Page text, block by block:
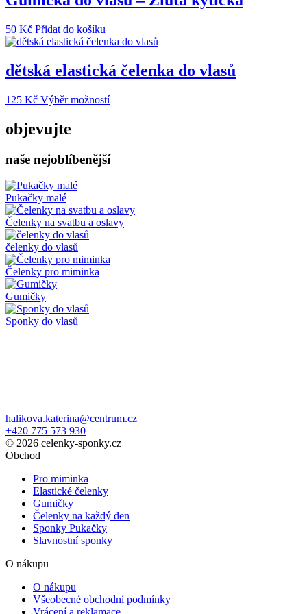
produktu
50 Kč Přidat do košíku
dětská elastická čelenka do vlasů
125 Kč Výběr možnostíTento
Možnosti
stránce
produktu
objevujte
naše nejoblíbenější
Pukačky malé
Čelenky na svatbu a oslavy
čelenky do vlasů
Čelenky pro miminka
Gumičky
Sponky do vlasů
halikova.katerina@centrum.cz
+420 775 573 930
© 2026 celenky-sponky.cz
Obchod
Pro miminka
Elastické čelenky
Gumičky
Čelenky na každý den
Sponky Pukačky
Slavnostní sponky
O nákupu
O nákupu
Všeobecné obchodní podmínky